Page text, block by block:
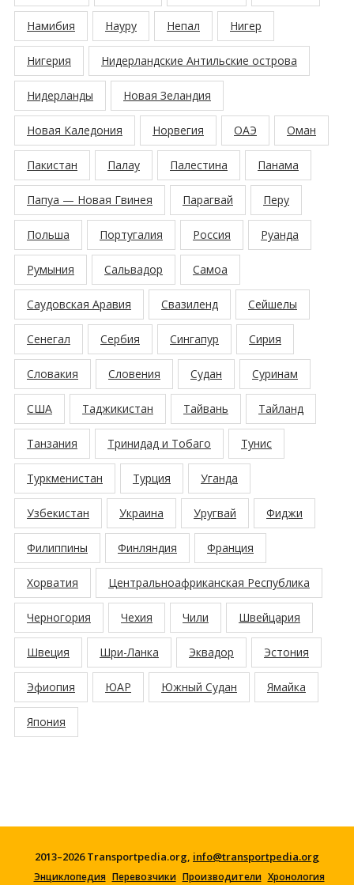
Намибия Науру Непал Нигер
Нигерия Нидерландские Антильские острова
Нидерланды Новая Зеландия
Новая Каледония Норвегия ОАЭ Оман
Пакистан Палау Палестина Панама
Папуа — Новая Гвинея Парагвай Перу
Польша Португалия Россия Руанда
Румыния Сальвадор Самоа
Саудовская Аравия Свазиленд Сейшелы
Сенегал Сербия Сингапур Сирия
Словакия Словения Судан Суринам
США Таджикистан Тайвань Тайланд
Танзания Тринидад и Тобаго Тунис
Туркменистан Турция Уганда
Узбекистан Украина Уругвай Фиджи
Филиппины Финляндия Франция
Хорватия Центральноафриканская Республика
Черногория Чехия Чили Швейцария
Швеция Шри-Ланка Эквадор Эстония
Эфиопия ЮАР Южный Судан Ямайка
Япония
2013–2026 Transportpedia.org, info@transportpedia.org
Энциклопедия Перевозчики Производители Хронология